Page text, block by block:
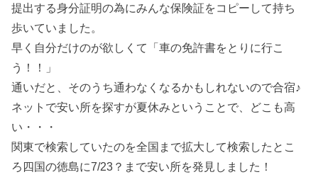
提出する身分証明の為にみんな保険証をコピーして持ち
歩いていました。
早く自分だけのが欲しくて「車の免許書をとりに行こ
う！！」
通いだと、そのうち通わなくなるかもしれないので合宿♪
ネットで安い所を探すが夏休みということで、どこも高
い・・・
関東で検索していたのを全国まで拡大して検索したとこ
ろ四国の徳島に7/23？まで安い所を発見しました！